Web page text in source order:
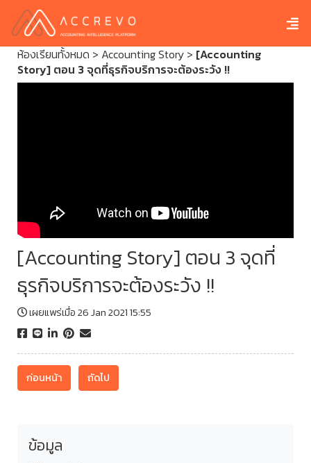
ห้องเรียนทั้งหมด > Accounting Story > [Accounting
Story] ตอน 3 จุดที่ธุรกิจบริการจะต้องระวัง !!
[Accounting Story] ตอน 3 จุดที่
ธุรกิจบริการจะต้องระวัง !!
เผยแพร่เมื่อ 26 Jan 2021 15:55
ก่อนหน้า ถัดไป
ข้อมูล